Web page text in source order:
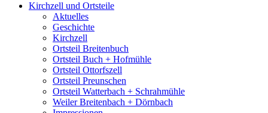
Kirchzell und Ortsteile
Aktuelles
Geschichte
Kirchzell
Ortsteil Breitenbuch
Ortsteil Buch + Hofmühle
Ortsteil Ottorfszell
Ortsteil Preunschen
Ortsteil Watterbach + Schrahmühle
Weiler Breitenbach + Dörnbach